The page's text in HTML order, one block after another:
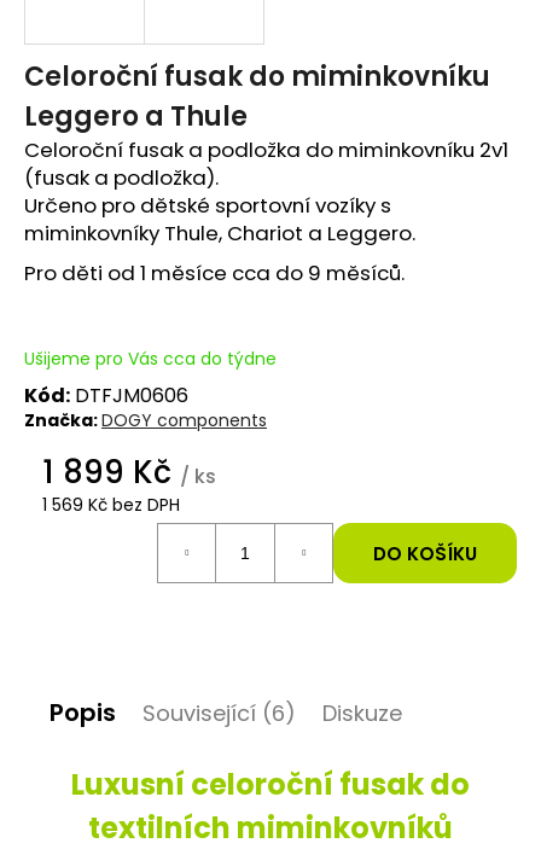
Celoroční fusak do miminkovníku
Leggero a Thule
Celoroční fusak a podložka do miminkovníku 2v1
(fusak a podložka).
Určeno pro dětské sportovní vozíky s
miminkovníky Thule, Chariot a Leggero.
Pro děti od 1 měsíce cca do 9 měsíců.
Ušijeme pro Vás cca do týdne
Kód: DTFJM0606
Značka:DOGY components
1 899 Kč / ks
1 569 Kč bez DPH
DO KOŠÍKU
Popis Související (6) Diskuze
Luxusní celoroční fusak do
textilních miminkovníků
t
e
n
a
j
í
?